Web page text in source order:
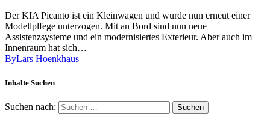
Der KIA Picanto ist ein Kleinwagen und wurde nun erneut einer
Modellplfege unterzogen. Mit an Bord sind nun neue
Assistenzsysteme und ein modernisiertes Exterieur. Aber auch im
Innenraum hat sich…
ByLars Hoenkhaus
Inhalte Suchen
Suchen nach: